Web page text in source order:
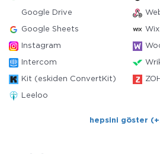
Google Drive
Google Sheets Wix
Instagram
Intercom
Kit (eskiden ConvertKit)
Leeloo
hepsini göster